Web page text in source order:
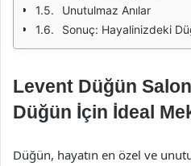
Unutulmaz Anılar
Sonuç: Hayalinizdeki
Levent Düğün
Düğün İçin İdeal
Düğün, hayatın en özel ve